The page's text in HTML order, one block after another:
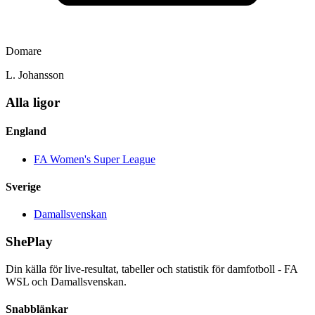
Domare
L. Johansson
Alla ligor
England
FA Women's Super League
Sverige
Damallsvenskan
ShePlay
Din källa för live-resultat, tabeller och statistik för damfotboll - FA
WSL och Damallsvenskan.
Snabblänkar